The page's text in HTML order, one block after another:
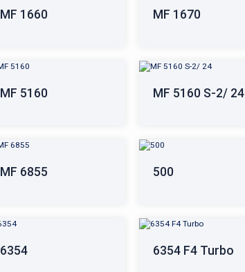
MF 1660 MF 1670
MF 5160 MF 5160 S-2/ 24
MF 6855 500
6354 6354 F4 Turbo